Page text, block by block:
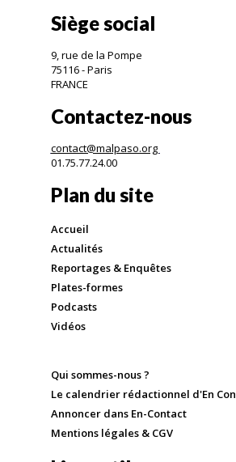
Siège social
9, rue de la Pompe
75116 - Paris
FRANCE
Contactez-nous
contact@malpaso.org
01.75.77.24.00
Plan du site
Accueil
Actualités
Reportages & Enquêtes
Plates-formes
Podcasts
Vidéos
Qui sommes-nous ?
Le calendrier rédactionnel d'En
Annoncer dans En-Contact
Mentions légales & CGV